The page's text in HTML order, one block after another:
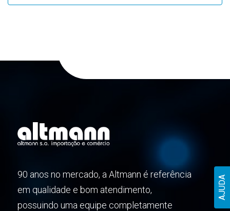
AJUDA
90 anos no mercado, a Altmann é referência
em qualidade e bom atendimento,
possuindo uma equipe completamente